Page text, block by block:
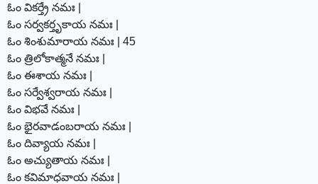
ఓం వికర్త్రే నమః |
ఓం సర్వకర్తృకాయ నమః |
ఓం శింశుమారాయ నమః | 45
ఓం త్రిలోకాత్మనే నమః |
ఓం ఈశాయ నమః |
ఓం సర్వేశ్వరాయ నమః |
ఓం విభవే నమః |
ఓం భైరవాడంబరాయ నమః |
ఓం దివ్యాయ నమః |
ఓం అచ్యుతాయ నమః |
ఓం కవిమాధవాయ నమః |